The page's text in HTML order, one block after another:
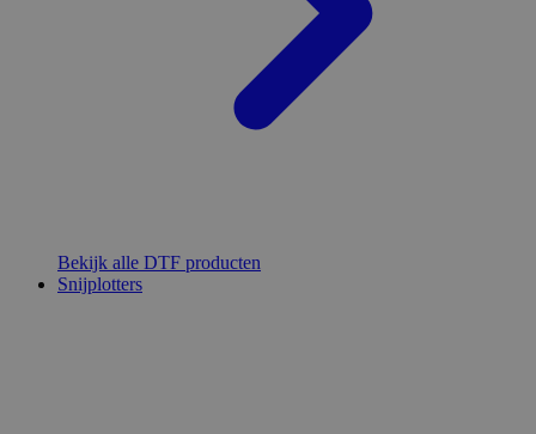
Bekijk alle DTF producten
Snijplotters